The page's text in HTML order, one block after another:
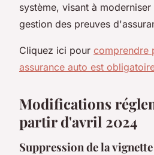
système, visant à
gestion des preuves
Cliquez ici pour comprendre
assurance auto est
Modifications
partir d'avril 2024
Suppression de la